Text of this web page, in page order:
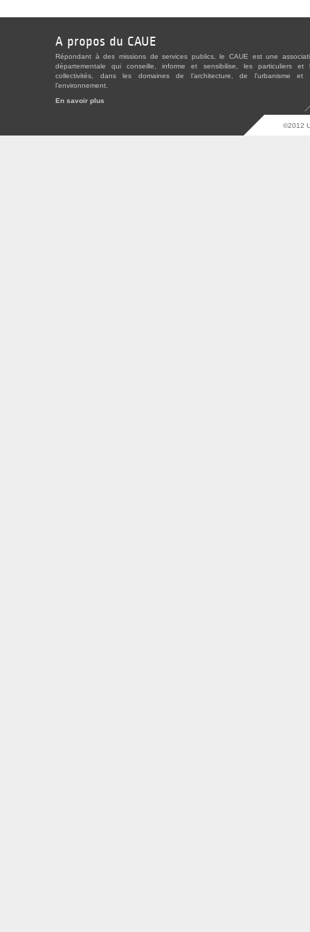
A propos du CAUE
Répondant à des missions de services publics, le CAUE est une
départementale qui conseille, informe et sensibilise, les particuliers et
collectivités, dans les domaines de l’architecture, de l’urbanisme et
l’environnement.
En savoir plus
©2012